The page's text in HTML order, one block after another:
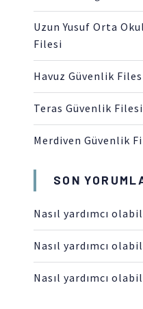
Uzun Yusuf Orta
Filesi
Havuz Güvenlik
Teras Güvenlik Filesi
Merdiven Güvenlik
SON
Nasıl yardımcı
Nasıl yardımcı
Nasıl yardımcı